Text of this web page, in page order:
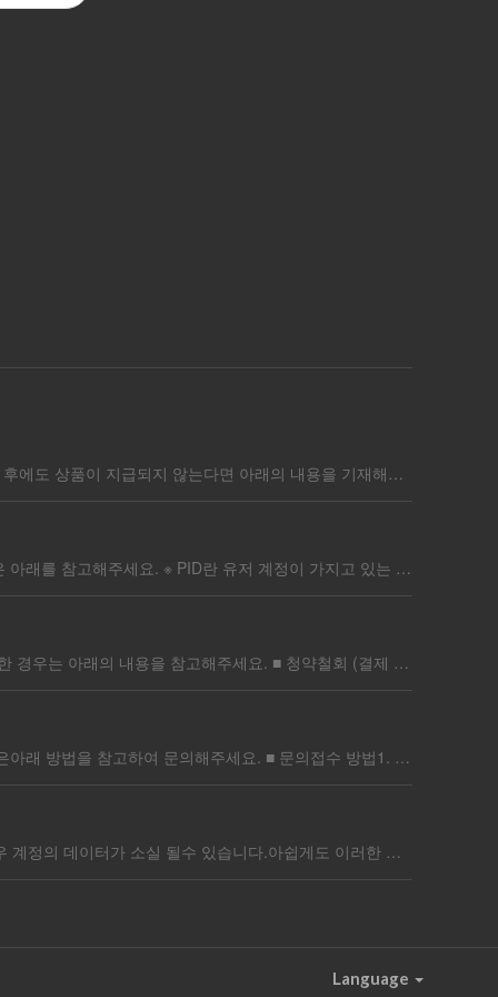
이용에 불편을 드려 죄송합니다. 결제 후 상품이 지급되지 않았을 히어로 어셈블을 완전히 종료 후 다시 접속해주세요.종료 및 재접속 후에도 상품이 지급되지 않는다면 아래의 내용을 기재해서 문의를 보내주세요! ■ 미지급 상품 지급 요청 양식 1. 닉네임/ 계정 PlayerID : 2. 결제 상품명: 3. 결제 상품 구매일자: 4. 결제 주문 번호 (스크린샷):※ 플레이스토어(구글) 결제인 경우 GPA를 포함한 영수증을 첨부하며, 애플과 원스토어 결제인 경우 주문내역을 포함한 영수증을 첨부합니다.
개발사는 연결된 계정 정보(이메일)을 저장하지 않기 때문에닉네임 및 PID 정보로 게임 정보를 확인하고 있습니다. PID의 확인 방법은 아래를 참고해주세요. ※ PID란 유저 계정이 가지고 있는 고유의 코드 넘버를 의미합니다. ■ PlayerID 확인 방법화면 우측 상단 [≡] 메뉴 터치 → [⚙]설정 터치 → 화면 하단 PID 확인
게임 내에서 구매한 결제 상품의 취소는구매 후 7일 이내에 사용하지 않았을 경우에 결제 취소 및 환불이 가능합니다. 결제 취소 불가한 경우는 아래의 내용을 참고해주세요. ■ 청약철회 (결제 취소) 불가한 경우 1. 구매 즉시 게임에 적용되는 상품(패스 상품, 광고 제거 패키지 등)2. 구매한 상품의 구성품 일부를 사용한 경우 3. 상품 구매후 7일이 넘은 경우 결제 취소가 가능한 상품을 보유하고 있다면,아래의 양식에 따라 정보를 기재하여 문의를 부탁드립니다.■ 문의 접수 시 양식1. 닉네임/ 계정 PlayerID:2. 결제 상품명:3. 결제 상품 구매일자:4. 결제 환불 사유:5. 결제 주문 번호 (스크린샷)※ 플레이스토어(구글) 결제인 경우 GPA를 포함한 영수증을 첨부하며, 애플과 원스토어 결제인 경우 주문내역을 포함한 영수증을 첨부합니다.
사용 중인 계정의 접속이 제한되었다면운영 정책을 위반하여 게임 내 조치된 경우일 수 있습니다.접속 제한에 대한 자세한 사유 확인은아래 방법을 참고하여 문의해주세요. ■ 문의접수 방법1. 닉네임/ 계정 UID:2. 관련 스크린 샷 (필수) : (게임 접속 시 확인되는 임시 접속 제한 안내 팝업창)3. [문의하기] 해당 링크 하단의 문의하기를 이용해 주세요.
플랫폼 계정을 연동하지 않은 게스트 계정은 로그인 시 안내가 된 것과 같이 게임 앱을 삭제하거나, 이용 기기의 정보를 초기화 할 경우 계정의 데이터가 소실 될수 있습니다.아쉽게도 이러한 경우 데이터의 확인이 불가하여 추가적인 복구는 어렵습니다. 게스트 계정은 꼭! 구글 또는 애플 메일 주소로 연동을 권장해드립니다. ■ 계정 연동하기1. 화면 우측 상단 [≡] 메뉴 터치 → [⚙]설정 클릭2. 화면에 보이는 구글 OR 애플 계정 로그인 버튼을 터치해주세요!
Language